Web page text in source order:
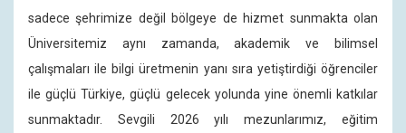
sadece şehrimize değil bölgeye de hizmet sunmakta olan
Üniversitemiz aynı zamanda, akademik ve bilimsel
çalışmaları ile bilgi üretmenin yanı sıra yetiştirdiği öğrenciler
ile güçlü Türkiye, güçlü gelecek yolunda yine önemli katkılar
sunmaktadır. Sevgili 2026 yılı mezunlarımız, eğitim